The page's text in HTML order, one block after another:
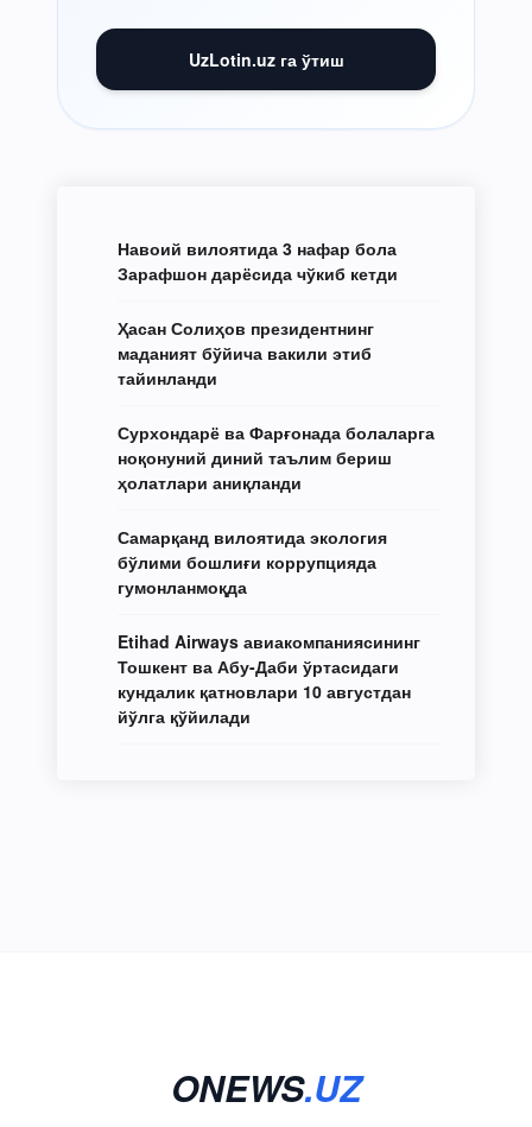
UzLotin.uz га ўтиш
Навоий вилоятида 3 нафар бола
Зарафшон дарёсида чўкиб кетди
Ҳасан Солиҳов президентнинг
маданият бўйича вакили этиб
тайинланди
Сурхондарё ва Фарғонада болаларга
ноқонуний диний таълим бериш
ҳолатлари аниқланди
Самарқанд вилоятида экология
бўлими бошлиғи коррупцияда
гумонланмоқда
Etihad Airways авиакомпаниясининг
Тошкент ва Абу-Даби ўртасидаги
кундалик қатновлари 10 августдан
йўлга қўйилади
ONEWS.UZ